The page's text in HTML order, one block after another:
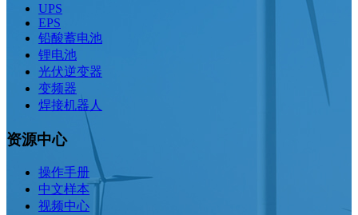
UPS
EPS
铅酸蓄电池
锂电池
光伏逆变器
变频器
焊接机器人
资源中心
操作手册
中文样本
视频中心